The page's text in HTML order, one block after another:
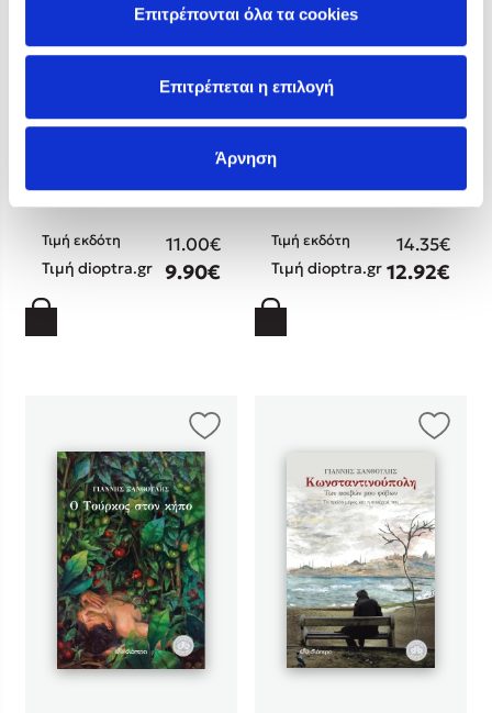
Επιτρέπονται όλα τα cookies
Επιτρέπεται η επιλογή
Άρνηση
Το κεντρί της πεταλούδας
Τιμή εκδότη 11.00€
Τιμή dioptra.gr 9.90€
Γιάννης Ξανθούλης
Το πεθαμένο λικέρ
Τιμή εκδότη 14.35€
Τιμή dioptra.gr 12.92€